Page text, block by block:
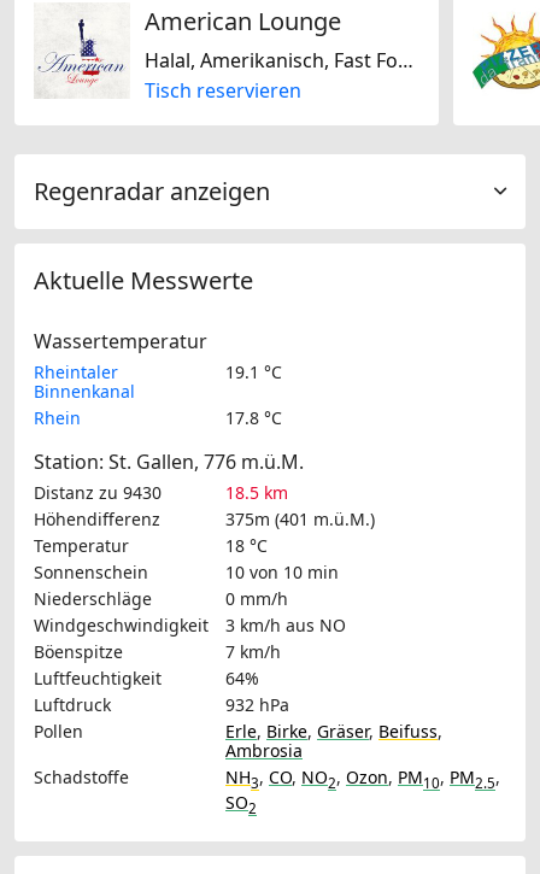
American Lounge
Halal, Amerikanisch, Fast Food, Türkisch
Tisch reservieren
Regenradar anzeigen
Aktuelle Messwerte
Wassertemperatur
Rheintaler
Binnenkanal
19.1 °C
Rhein
17.8 °C
Station: St. Gallen, 776 m.ü.M.
Distanz zu 9430
18.5 km
Höhendifferenz
375m (401 m.ü.M.)
Temperatur
18 °C
Sonnenschein
10 von 10 min
Niederschläge
0 mm/h
Windgeschwindigkeit
3 km/h aus NO
Böenspitze
7 km/h
Luftfeuchtigkeit
64%
Luftdruck
932 hPa
Pollen
Erle, Birke, Gräser, Beifuss,
Ambrosia
Schadstoffe
NH3, CO, NO2, Ozon, PM10, PM2.5,
SO2